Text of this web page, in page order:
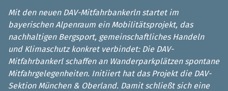
Mit den neuen DAV-Mitfahrbankerln startet im
bayerischen Alpenraum ein Mobilitätsprojekt, das
nachhaltigen Bergsport, gemeinschaftliches Handeln
und Klimaschutz konkret verbindet: Die DAV-
Mitfahrbankerl schaffen an Wanderparkplätzen spontane
Mitfahrgelegenheiten. Initiiert hat das Projekt die DAV-
Sektion München & Oberland. Damit schließt sich eine